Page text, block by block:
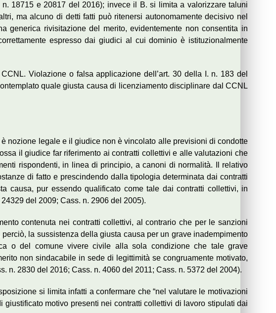
18715 e 20817 del 2016); invece il B. si limita a valorizzare taluni
ma alcuno di detti fatti può ritenersi autonomamente decisivo nel
generica rivisitazione del merito, evidentemente non consentita in
espresso dai giudici al cui dominio è istituzionalmente
Violazione o falsa applicazione dell’art. 30 della I. n. 183 del
quale giusta causa di licenziamento disciplinare dal CCNL
nozione legale e il giudice non è vincolato alle previsioni di condotte
il giudice far riferimento ai contratti collettivi e alle valutazioni che
rispondenti, in linea di principio, a canoni di normalità. Il relativo
di fatto e prescindendo dalla tipologia determinata dai contratti
causa, pur essendo qualificato come tale dai contratti collettivi, in
del 2009; Cass. n. 2906 del 2005).
contenuta nei contratti collettivi, al contrario che per le sanzioni
la sussistenza della giusta causa per un grave inadempimento
o del comune vivere civile alla sola condizione che tale grave
non sindacabile in sede di legittimità se congruamente motivato,
n. 2830 del 2016; Cass. n. 4060 del 2011; Cass. n. 5372 del 2004).
si limita infatti a confermare che “nel valutare le motivazioni
motivo presenti nei contratti collettivi di lavoro stipulati dai